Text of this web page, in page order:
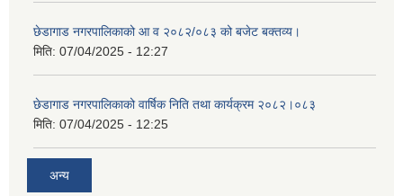
छेडागाड नगरपालिकाको आ व २०८२/०८३ को बजेट बक्तव्य।
मिति: 07/04/2025 - 12:27
छेडागाड नगरपालिकाको वार्षिक निति तथा कार्यक्रम २०८२।०८३
मिति: 07/04/2025 - 12:25
अन्य